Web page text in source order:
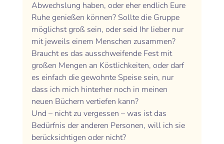
Abwechslung haben, oder eher endlich Eure
Ruhe genießen können? Sollte die Gruppe
möglichst groß sein, oder seid Ihr lieber nur
mit jeweils einem Menschen zusammen?
Braucht es das ausschweifende Fest mit
großen Mengen an Köstlichkeiten, oder darf
es einfach die gewohnte Speise sein, nur
dass ich mich hinterher noch in meinen
neuen Büchern vertiefen kann?
Und – nicht zu vergessen – was ist das
Bedürfnis der anderen Personen, will ich sie
berücksichtigen oder nicht?